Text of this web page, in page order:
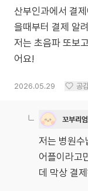
산부인과에서 결
을때부터 결제 알
저는 초음파 또보
어요!
2026.05.29 공
꼬부리
저는 병원수
어플이라고
데 막상 결